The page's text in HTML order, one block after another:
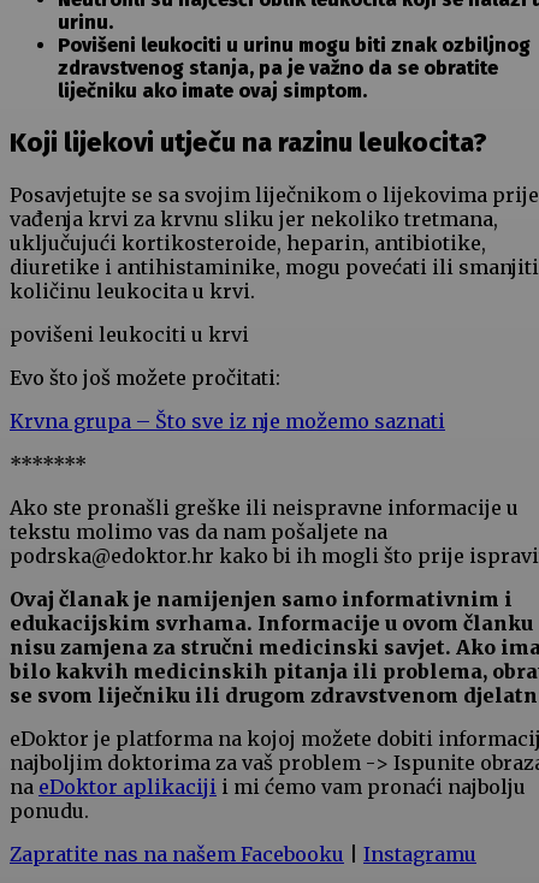
urinu.
Povišeni leukociti u urinu mogu biti znak ozbiljnog
zdravstvenog stanja, pa je važno da se obratite
liječniku ako imate ovaj simptom.
Koji lijekovi utječu na razinu leukocita?
Posavjetujte se sa svojim liječnikom o lijekovima prije
vađenja krvi za krvnu sliku jer nekoliko tretmana,
uključujući kortikosteroide, heparin, antibiotike,
diuretike i antihistaminike, mogu povećati ili smanjiti
količinu leukocita u krvi.
povišeni leukociti u krvi
Evo što još možete pročitati:
Krvna grupa – Što sve iz nje možemo saznati
*******
Ako ste pronašli greške ili neispravne informacije u
tekstu molimo vas da nam pošaljete na
podrska@edoktor.hr kako bi ih mogli što prije
Ovaj članak je namijenjen samo informativnim i
edukacijskim svrhama. Informacije u ovom članku
nisu zamjena za stručni medicinski savjet. Ako
bilo kakvih medicinskih pitanja ili problema,
se svom liječniku ili drugom zdravstvenom
eDoktor je platforma na kojoj možete dobiti
najboljim doktorima za vaš problem -> Ispunite
na eDoktor aplikaciji i mi ćemo vam pronaći najbolju
ponudu.
Zapratite nas na našem Facebooku
Instagramu